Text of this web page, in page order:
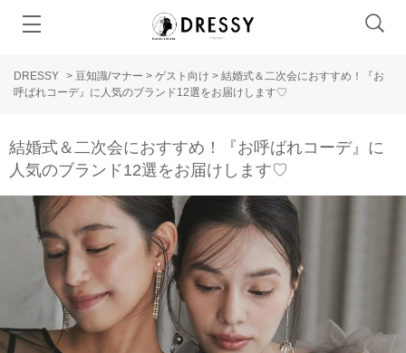
DRESSY > 豆知識/マナー > ゲスト向け > 結婚式＆二次会におすすめ！『お
呼ばれコーデ』に人気のブランド12選をお届けします♡
結婚式＆二次会におすすめ！『お呼ばれコーデ』に
人気のブランド12選をお届けします♡